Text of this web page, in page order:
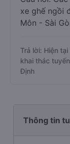
xe ghế ngồi
Môn - Sài
Trả lời: Hiện
khai thác
Định
Thông tin